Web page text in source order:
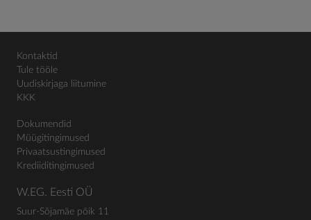
Kontaktid
Tule tööle
Uudiskirjaga liitumine
KKK
Dokumendid
Müügitingimused
Privaatsustingimused
Krediiditingimused
W.EG. Eesti OÜ
Suur-Sõjamäe põik 11